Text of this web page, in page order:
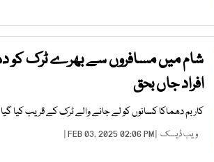
افراد جاں بحق
کار بم دھماکا کسانوں کو لے جانے والے ٹرک کے قریب کیا گیا
ویب ڈیسک | FEB 03, 2025 02:06 PM |